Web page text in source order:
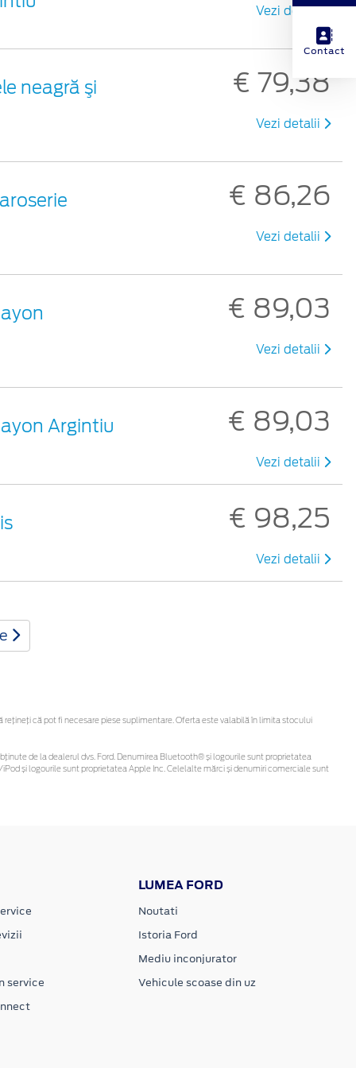
Vezi detalii
neagră şi
€ 79,38
Vezi detalii
€ 86,26
Vezi detalii
€ 89,03
Vezi detalii
Argintiu € 89,03
Vezi detalii
€ 98,25
Vezi detalii
că pot fi necesare piese suplimentare. Oferta este valabilă în limita stocului
de la dealerul dvs. Ford. Denumirea Bluetooth® și logourile sunt proprietatea
și logourile sunt proprietatea Apple Inc. Celelalte mărci și denumiri comerciale sunt
service
LUMEA FORD
Noutati
Istoria Ford
Mediu inconjurator
Vehicule scoase din uz
Contact